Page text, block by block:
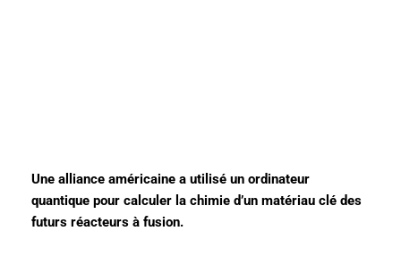
Une alliance américaine a utilisé un ordinateur
quantique pour calculer la chimie d’un matériau clé des
futurs réacteurs à fusion.